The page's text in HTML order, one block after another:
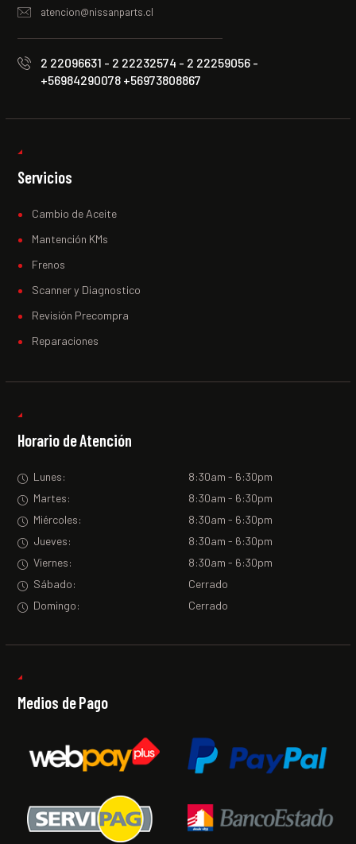
atencion@nissanparts.cl
2 22096631 - 2 22232574 - 2 22259056 -
+56984290078 +56973808867
Servicios
Cambio de Aceite
Mantención KMs
Frenos
Scanner y Diagnostico
Revisión Precompra
Reparaciones
Horario de Atención
Lunes:
8:30am - 6:30pm
Martes:
8:30am - 6:30pm
Miércoles:
8:30am - 6:30pm
Jueves:
8:30am - 6:30pm
Viernes:
8:30am - 6:30pm
Sábado:
Cerrado
Domingo:
Cerrado
Medios de Pago